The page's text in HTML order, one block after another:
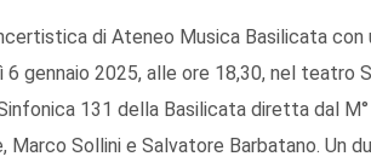
di Ateneo Musica Basilicata con
6 gennaio 2025, alle ore 18,30, nel teatro
131 della Basilicata diretta dal
Marco Sollini e Salvatore Barbatano. Un